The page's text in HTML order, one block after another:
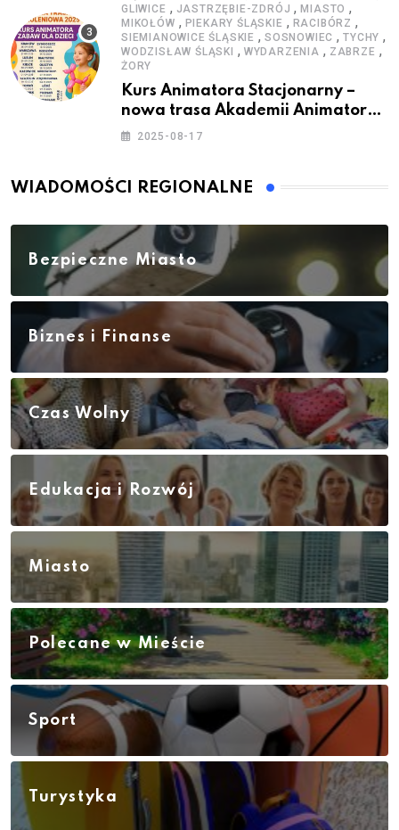
GLIWICE , JASTRZĘBIE-ZDRÓJ ,MIASTO ,
MIKOŁÓW , PIEKARY ŚLĄSKIE , RACIBÓRZ ,
SIEMIANOWICE ŚLĄSKIE ,SOSNOWIEC ,TYCHY ,
WODZISŁAW ŚLĄSKI , WYDARZENIA , ZABRZE ,
ŻORY
Kurs Animatora Stacjonarny –
nowa trasa Akademii Animatora
– jesień 2025
2025-08-17
WIADOMOŚCI REGIONALNE
Bezpieczne Miasto
Biznes i Finanse
Czas Wolny
Edukacja i Rozwój
Miasto
Polecane w Mieście
Sport
Turystyka